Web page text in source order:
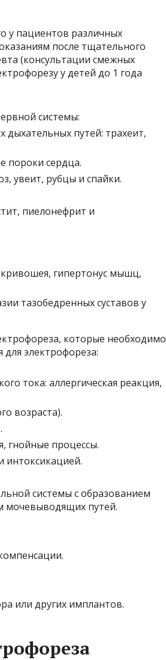
у пациентов различных
после тщательного
(консультации смежных
у детей до 1 года
системы:
дыхательных путей: трахеит,
пороки сердца.
увеит, рубцы и спайки.
пиелонефрит и
гипертонус мышц,
тазобедренных суставов у
которые необходимо
электрофореза:
тока: аллергическая реакция,
возраста).
гнойные процессы.
интоксикацией.
системы с образованием
мочевыводящих путей.
или других имплантов.